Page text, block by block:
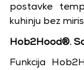
postavke
kuhinju bez
Hob2Hood®.
Funkcija